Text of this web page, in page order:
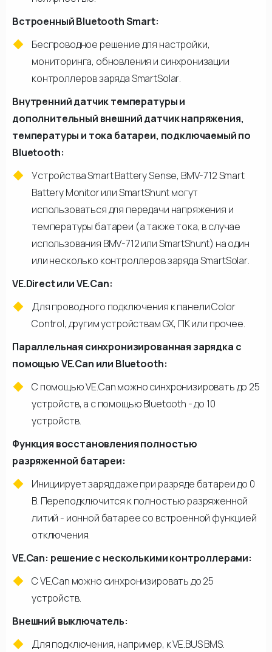
Встроенный Bluetooth Smart:
Беспроводное решение для настройки,
мониторинга, обновления и синхронизации
контроллеров заряда SmartSolar.
Внутренний датчик температуры и
дополнительный внешний датчик напряжения,
температуры и тока батареи, подключаемый по
Bluetooth:
Устройства Smart Battery Sense, BMV-712 Smart
Battery Monitor или SmartShunt могут
использоваться для передачи напряжения и
температуры батареи (а также тока, в случае
использования BMV-712 или SmartShunt) на один
или несколько контроллеров заряда SmartSolar.
VE.Direct или VE.Can:
Для проводного подключения к панели Color
Control, другим устройствам GX, ПК или прочее.
Параллельная синхронизированная зарядка с
помощью VE.Can или Bluetooth:
С помощью VE.Can можно синхронизировать до 25
устройств, а с помощью Bluetooth - до 10
устройств.
Функция восстановления полностью
разряженной батареи:
Инициирует заряд даже при разряде батареи до 0
В. Переподключится к полностью разряженной
литий - ионной батарее со встроенной функцией
отключения.
VE.Can: решение с несколькими контроллерами:
С VE.Can можно синхронизировать до 25
устройств.
Внешний выключатель:
Для подключения, например, к VE.BUS BMS.